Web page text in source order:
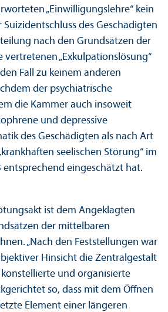
„Einwilligungs­lehre“ kein
des Geschädigten
nach den Grundsätzen der
vertretenen „Exkulpations­lösung“
Fall zu keinem anderen
der psychiatrische
die Kammer auch insoweit
und depressive
des Geschädigten als nach Art
seelischen Störung“ im
entsprechend eingeschätzt hat.
ist dem Angeklagten
der mittelbaren
„Nach den Feststellungen war
Hinsicht die Zentralgestalt
konstellierte und organisierte
so, dass mit dem Öffnen
Element einer längeren